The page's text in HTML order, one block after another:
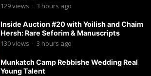
129views · 3 hours ago
Inside Auction #20 with Yoilish and Chaim
Hersh: Rare Seforim & Manuscripts
130views · 3 hours ago
Munkatch Camp Rebbishe Wedding Real
Young Talent